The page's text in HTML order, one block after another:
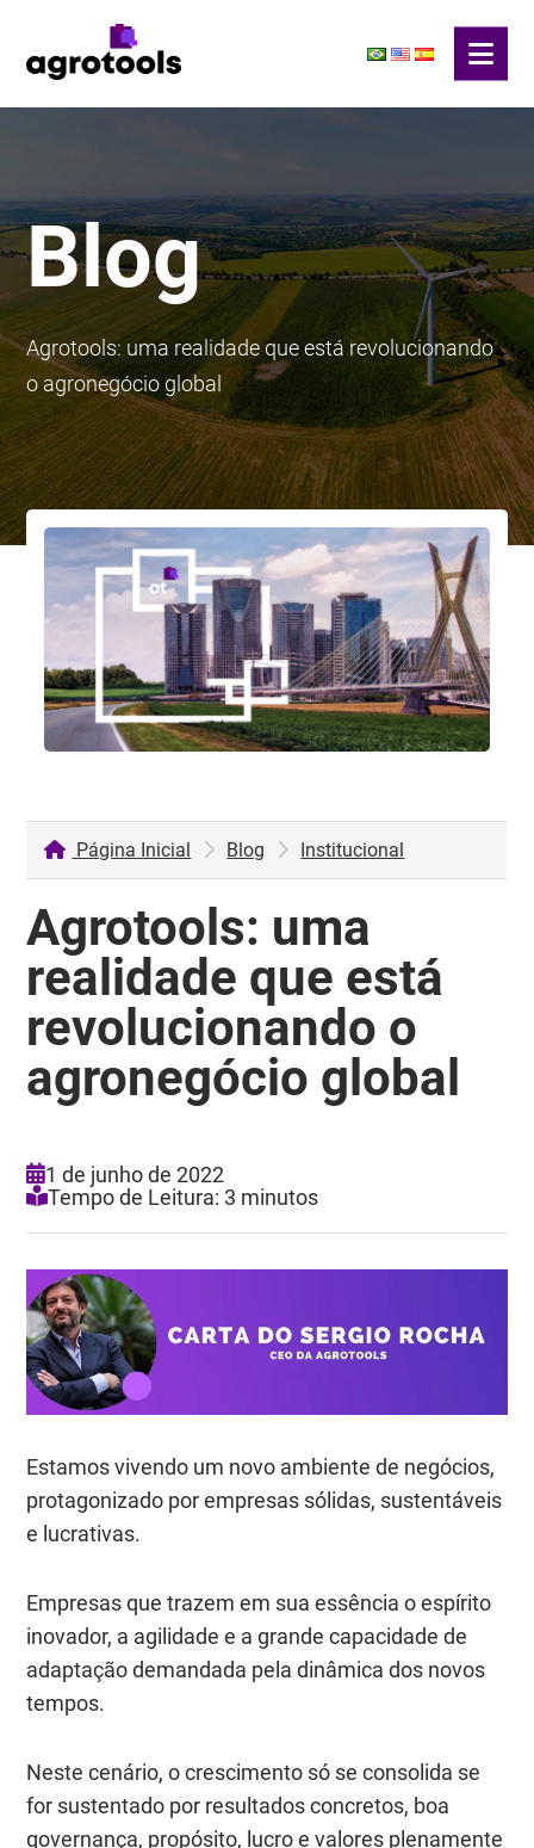
Blog
Agrotools: uma realidade que está revolucionando
o agronegócio global
Página Inicial Blog Institucional
Agrotools: uma
realidade que está
revolucionando o
agronegócio global
1 de junho de 2022
Tempo de Leitura: 3 minutos
Estamos vivendo um novo ambiente de negócios,
protagonizado por empresas sólidas, sustentáveis
e lucrativas.
Empresas que trazem em sua essência o espírito
inovador, a agilidade e a grande capacidade de
adaptação demandada pela dinâmica dos novos
tempos.
Neste cenário, o crescimento só se consolida se
for sustentado por resultados concretos, boa
governança, propósito, lucro e valores plenamente